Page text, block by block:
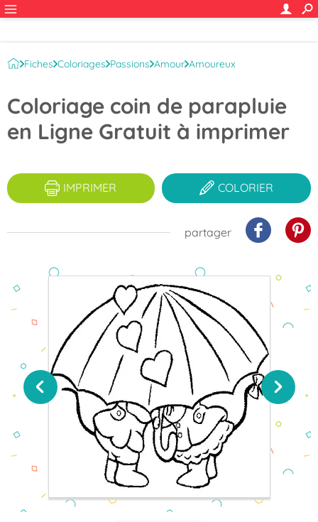
Fiches Coloriages Passions Amour Amoureux
Coloriage coin de parapluie
en Ligne Gratuit à imprimer
IMPRIMER COLORIER
partager